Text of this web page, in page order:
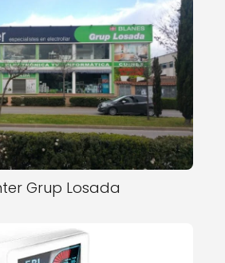
Grup Losada